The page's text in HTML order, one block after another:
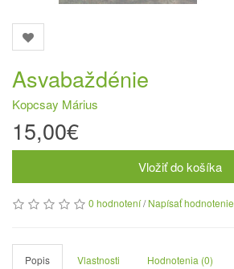
Asvabaždénie
Kopcsay Márius
15,00€
Vložiť do košíka
0 hodnotení/Napísať hodnotenie
Popis Vlastnosti Hodnotenia (0)